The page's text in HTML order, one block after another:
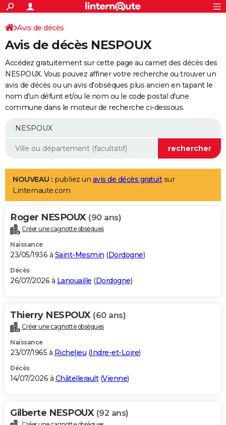
ACTUALITÉS
Politique
Société
Faits Divers
Education
Monde
Villes
+
SPORT
Coupe du monde 2026
Football
Tennis
Cyclisme
Rugby
Forum
Programme TV
TNT
Streaming
Cinéma
Sorties cinéma
Musique
+
FINANCE
Retraite
Epargne
Immobilier
Risques naturels par ville
Banque
Assurance
AUTO
Essais
Réserver un essai
Citadines
Berlines
SUV
Forum auto
+
Mobiles
Meilleur smartphone
Internet
Ordinateurs
Jeux vidéo
Guide high-tech
Aménagement intérieur
LIFESTYLE
Art de vivre
Bien-être
Loisirs
Mode
Modes de vie
Alimentation
Guide de la santé
Maladies
Médicaments
Sommeil
VOYAGE
Destinations
City break
Voyage nature
Voyage de noces
Forum
Climat
+PHOTO
GUIDES D'ACHAT
BONS PLANS
Carte de Noël
Carte Bonne année
Carte Saint-Valentin
Carte Pâques
Carte d'anniversaire
DICTIONNAIRE
Dictionnaire
Biographies
Citations
Expressions
Proverbes
PROGRAMME TV
S'inscrire
Se connecter
Lycées
Collèges
Primaires
Universités
Entreprises
Service militaire
Avis de recherche
AVIS DE DÉCÈS
Bricolage
Lifestyle
Culture
Sport
Auto
Television
Voyage
Cinema
Avis de décès
Avis de décès NESPOUX
Accédez gratuitement sur cette page au carnet des décès des
NESPOUX. Vous pouvez affiner votre recherche ou trouver un
avis de décès ou un avis d'obsèques plus ancien en tapant le
nom d'un défunt et/ou le nom ou le code postal d'une
commune dans le moteur de recherche ci-dessous.
NOUVEAU : publiez un avis de décès gratuitsur
Linternaute.com
Roger NESPOUX (90 ans)
Créer une cagnotte obsèques
Naissance
23/05/1936 à Saint-Mesmin (Dordogne)
Décès
26/07/2026 à Lanouaille (Dordogne)
Thierry NESPOUX (60 ans)
Créer une cagnotte obsèques
Naissance
23/07/1965 à Richelieu (Indre-et-Loire)
Décès
14/07/2026 à Châtellerault(Vienne)
Gilberte NESPOUX (92 ans)